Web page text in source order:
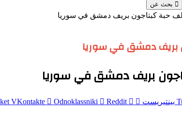
بحث عن
بينتيريست Odnoklassniki